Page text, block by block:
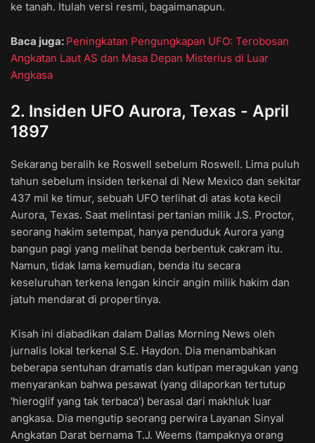
ke tanah. Itulah versi resmi, bagaimanapun.
Baca juga: Peningkatan Pengungkapan UFO: Terobosan
Angkatan Laut AS dan Masa Depan Misterius di Luar
Angkasa
2. Insiden UFO Aurora, Texas - April
1897
Sekarang beralih ke Roswell sebelum Roswell. Lima puluh
tahun sebelum insiden terkenal di New Mexico dan sekitar
437 mil ke timur, sebuah UFO terlihat di atas kota kecil
Aurora, Texas. Saat melintasi pertanian milik J.S. Proctor,
seorang hakim setempat, hanya penduduk Aurora yang
bangun pagi yang melihat benda berbentuk cakram itu.
Namun, tidak lama kemudian, benda itu secara
keseluruhan terkena lengan kincir angin milik hakim dan
jatuh mendarat di propertinya.
Kisah ini diabadikan dalam Dallas Morning News oleh
jurnalis lokal terkenal S.E. Haydon. Dia menambahkan
beberapa sentuhan dramatis dan kutipan meragukan yang
menyarankan bahwa pesawat (yang dilaporkan tertutup
'hieroglif yang tak terbaca') berasal dari makhluk luar
angkasa. Dia mengutip seorang perwira Layanan Sinyal
Angkatan Darat bernama T.J. Weems (tampaknya orang